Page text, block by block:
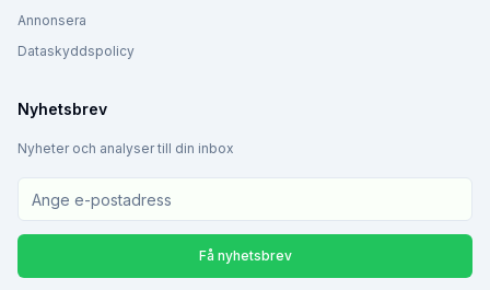
Annonsera
Dataskyddspolicy
Nyhetsbrev
Nyheter och analyser till din inbox
Få nyhetsbrev